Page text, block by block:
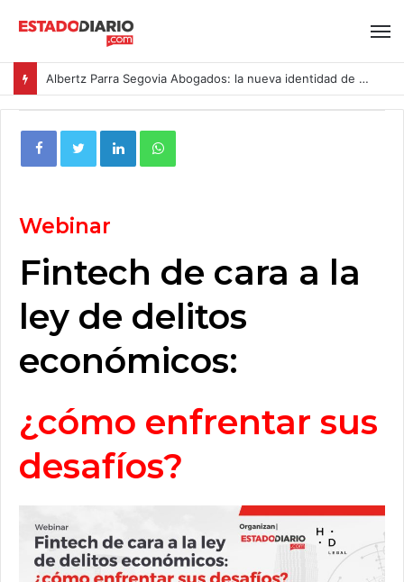
Albertz Parra Segovia Abogados: la nueva identidad de Segovia Consulting
Webinar
Fintech de cara a la
ley de delitos
económicos:
¿cómo enfrentar sus
desafíos?